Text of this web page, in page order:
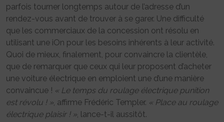
parfois tourner longtemps autour de l’adresse d’un
rendez-vous avant de trouver à se garer. Une difficulté
que les commerciaux de la concession ont résolu en
utilisant une iOn pour les besoins inhérents à leur activité.
Quoi de mieux, finalement, pour convaincre la clientèle,
que de remarquer que ceux qui leur proposent d’acheter
une voiture électrique en emploient une d’une manière
convaincue ! « Le temps du roulage électrique punition
est révolu ! », affirme Frédéric Templer. « Place au roulage
électrique plaisir ! », lance-t-il aussitôt.